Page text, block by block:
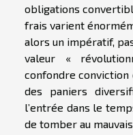
obligations
frais varient
alors un impératif,
valeur «
confondre conviction
des paniers
l’entrée dans le
de tomber au